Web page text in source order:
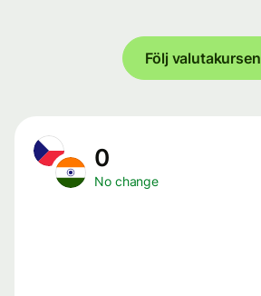
Följ valutakursen
0
No change